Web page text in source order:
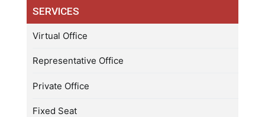
SERVICES
Virtual Office
Representative Office
Private Office
Fixed Seat